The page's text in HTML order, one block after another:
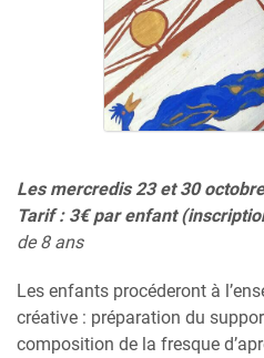
Les mercredis 23 et 30
Tarif : 3€ par enfant
de 8 ans
Les enfants procéderont à
créative : préparation du
composition de la fresque